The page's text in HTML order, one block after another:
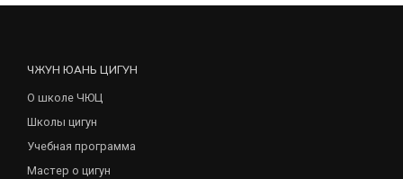
ЧЖУН ЮАНЬ ЦИГУН
О школе ЧЮЦ
Школы цигун
Учебная программа
Мастер о цигун